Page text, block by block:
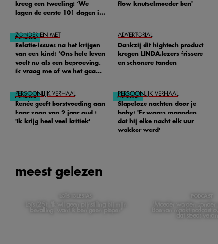
kreeg een tweeling: ‘We
lagen de eerste 101 dagen in
flow knutselmoeder ben'
ZONDER EN MET
Relatie-issues na het krijgen
van een kind: ‘Ons hele leven
voelt nu als een beproeving,
ik vraag me of we het gaan
ADVERTORIAL
Dankzij dit hightech product
kregen LINDA.lezers frissere
en schonere tanden
PERSOONLIJK VERHAAL
Renée geeft borstvoeding aan
haar zoon van 2 jaar oud :
'Ik krijg heel veel kritiek'
PERSOONLIJK VERHAAL
Slapeloze nachten door je
baby: 'Er waren maanden
dat hij elke nacht elk uur
wakker werd'
meest gelezen
LOÏS IGLESIAS
Loïs (25): 'Ik wil geen pijnstilling bij mijn
bevalling, want ik ben geen pieper'
PODCAST
'Moeder worden zonder
Bosman maakt podcast
dat steeds